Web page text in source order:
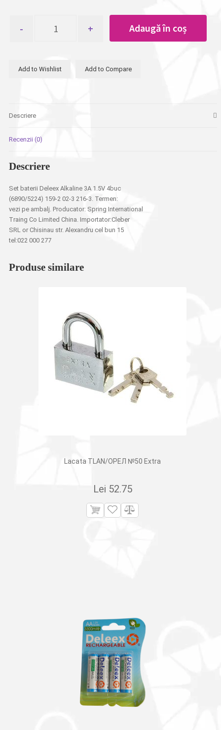
Adaugă în coș
Add to Wishlist Add to Compare
Descriere
Recenzii (0)
Descriere
Set baterii Deleex Alkaline 3A 1.5V 4buc
(6890/5224) 159-2 02-3 216-3. Termen:
vezi pe ambalj. Producator: Spring International
Traing Co Limited China. Importator:Cleber
SRL or Chisinau str. Alexandru cel bun 15
tel:022 000 277
Produse similare
Lacata TLAN/ОРЕЛ №50 Extra
Lei 52.75